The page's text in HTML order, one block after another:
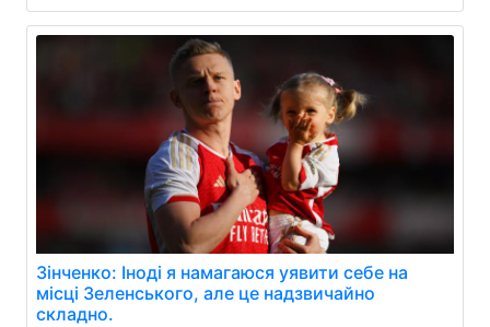
Зінченко: Іноді я намагаюся уявити себе на
місці Зеленського, але це надзвичайно
складно.